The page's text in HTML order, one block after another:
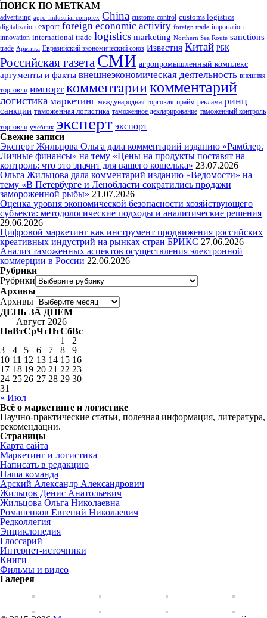
ПОИСК ПО МЕТКАМ
advertising agro-industrial complex China customs control customs logistics
digitalization export foreign economic activity foreign trade importation
innovation international trade logistics marketing Northern Sea Route sanctions
trade Арктика Евразийский экономический союз Известия Китай РБК
Российская газета СМИ агропромышленный комплекс
аргументы и факты внешнеэкономическая деятельность внешняя
торговля импорт комментариикомментарий
логистика маркетинг международная торговля прайм реклама ринц
санкции таможенная логистика таможенное декларирование таможенный контроль
торговля учебник эксперт экспорт
Свежие записи
Эксперт Жильцова Ольга дала комментарий изданию «Рамблер.
Личные финансы» на тему «Цены на продукты поставят на
контроль: что это значит для вашего кошелька» 23.07.2026
Ольга Жильцова дала комментарий изданию «Ведомости» на
тему «В Петербурге и Ленобласти сократились продажи
замороженной рыбы» 21.07.2026
Оценка уровня экономической безопасности хозяйствующего
субъекта: методологические подходы и аналитические решения
29.06.2026
Цифровой маркетинг как инструмент продвижения российских
креативных индустрий на рынках стран БРИКС 27.06.2026
Анализ таможенных аспектов осуществления электронной
коммерции в России 22.06.2026
Рубрики
Рубрики
Архивы
Архивы
ДЕНЬ ЗА ДНЁМ
Август 2026
ПнВтСрЧтПтСбВс
1
2
3
4 5 6 7 8
9
10 11 12 13 14 15 16
17 18 19 20 21 22 23
24 25 26 27 28 29 30
31
« Июл
Всё о маркетинге и логистике
Научно-практические статьи, полезная информация, литература,
рекомендации.
Страницы
Карта сайта
Маркетинг и логистика
Написать в редакцию
Наша команда
Арский Александр Александрович
Жильцов Денис Анатольевич
Жильцова Ольга Николаевна
Романенков Евгений Николаевич
Редколлегия
Энциклопедия
Глоссарий
Интернет-источники
Книги
Фильмы и видео
Галерея